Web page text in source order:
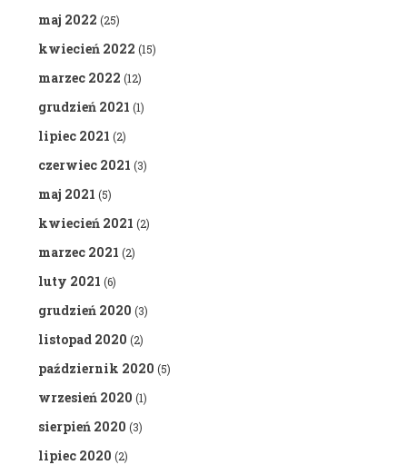
maj 2022 (25)
kwiecień 2022 (15)
marzec 2022 (12)
grudzień 2021 (1)
lipiec 2021 (2)
czerwiec 2021 (3)
maj 2021 (5)
kwiecień 2021 (2)
marzec 2021 (2)
luty 2021 (6)
grudzień 2020 (3)
listopad 2020 (2)
październik 2020 (5)
wrzesień 2020 (1)
sierpień 2020 (3)
lipiec 2020 (2)